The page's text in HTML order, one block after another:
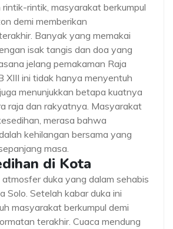
rintik, masyarakat berkumpul
demi memberikan
Banyak yang memakai
isak tangis dan doa yang
jelang pemakaman Raja
XIII ini tidak hanya menyentuh
menunjukkan betapa kuatnya
raja dan rakyatnya. Masyarakat
merasa bahwa
kehilangan bersama yang
masa.
di Kota
atmosfer duka yang dalam sehabis
Solo. Setelah kabar duka ini
masyarakat berkumpul demi
terakhir. Cuaca mendung